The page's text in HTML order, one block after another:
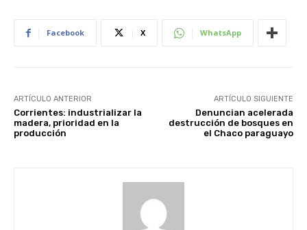
Facebook X WhatsApp
ARTÍCULO ANTERIOR
Corrientes: industrializar la
madera, prioridad en la
producción
ARTÍCULO SIGUIENTE
Denuncian acelerada
destrucción de bosques en
el Chaco paraguayo